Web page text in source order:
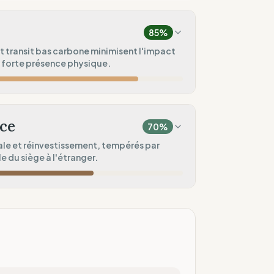
%
85%
transit bas carbone minimisent l'impact
présence physique.
70%
et réinvestissement, tempérés par
du siège à l'étranger.